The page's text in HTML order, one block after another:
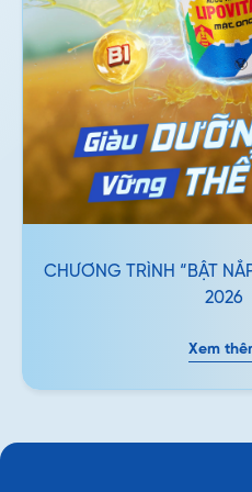
CHƯƠNG TRÌNH “BẬT
2026
Xem